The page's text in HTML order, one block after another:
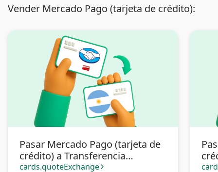
Vender Mercado Pago (tarjeta de crédito):
Pasar Mercado Pago (tarjeta de
crédito) a Transferencia
bancaria Argentina
cards.quoteExchange arrow_forward_ios